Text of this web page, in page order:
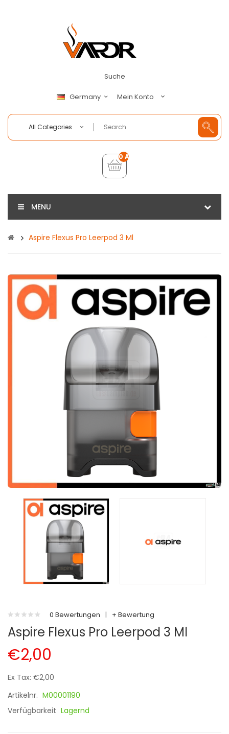
Suche
Germany Mein Konto
All Categories
0 Artikel - €0,00
MENU
Aspire Flexus Pro Leerpod 3 Ml
0 Bewertungen | + Bewertung
Aspire Flexus Pro Leerpod 3 Ml
€2,00
Ex Tax: €2,00
Artikelnr. M00001190
Verfügbarkeit Lagernd